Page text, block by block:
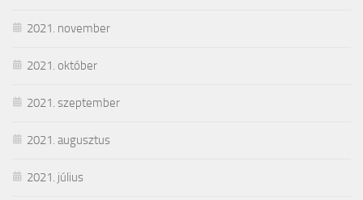
2021. november
2021. október
2021. szeptember
2021. augusztus
2021. július